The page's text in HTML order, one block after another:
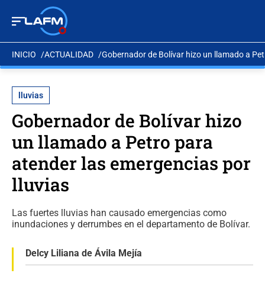
INICIO ACTUALIDAD Gobernador de Bolívar hizo un llamado a
lluvias
Gobernador de Bolívar hizo
un llamado a Petro para
atender las emergencias por
lluvias
Las fuertes lluvias han causado emergencias como
inundaciones y derrumbes en el departamento de Bolívar.
Delcy Liliana de Ávila Mejía